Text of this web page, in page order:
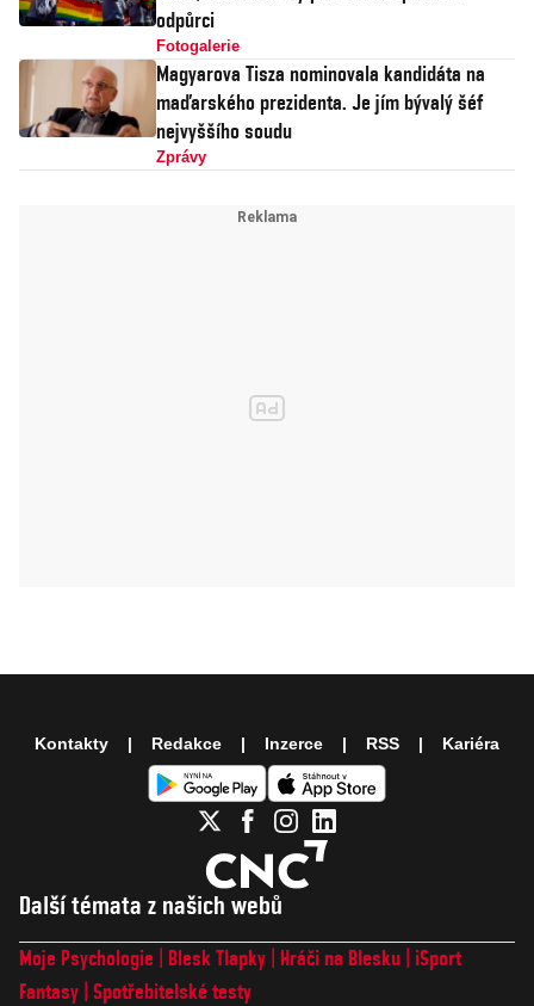
odpůrci
Fotogalerie
Magyarova Tisza nominovala kandidáta na
maďarského prezidenta. Je jím bývalý šéf
nejvyššího soudu
Zprávy
Další témata z našich webů
Moje Psychologie Blesk Tlapky Hráči na Blesku
iSport
Fantasy Spotřebitelské testy
Kontakty Redakce Inzerce RSS Kariéra